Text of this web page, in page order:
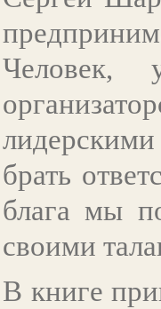
Человек,
брать
блага мы
своими
В книге